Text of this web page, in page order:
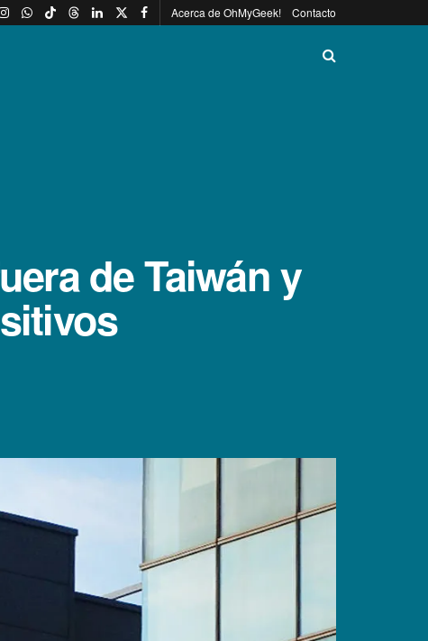
Acerca de OhMyGeek! Contacto
de Taiwán y